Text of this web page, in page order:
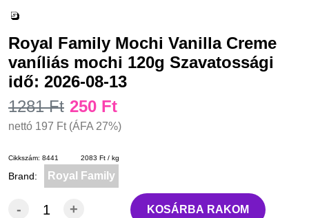
Royal Family Mochi Vanilla Creme
vaníliás mochi 120g Szavatossági
idő: 2026-08-13
1281 Ft 250 Ft
nettó 197 Ft (ÁFA 27%)
Cikkszám: 8441 2083 Ft / kg
Brand: Royal Family
- + KOSÁRBA RAKOM